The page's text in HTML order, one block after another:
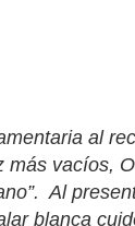
al
más vacíos,
Al
blanca